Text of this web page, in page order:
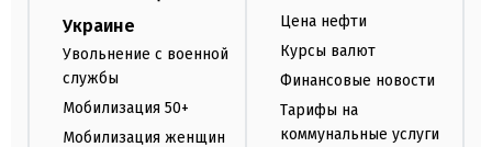
Украине
Увольнение с военной
службы
Мобилизация 50+
Мобилизация женщин
Цена нефти
Курсы валют
Финансовые новости
Тарифы на
коммунальные услуги